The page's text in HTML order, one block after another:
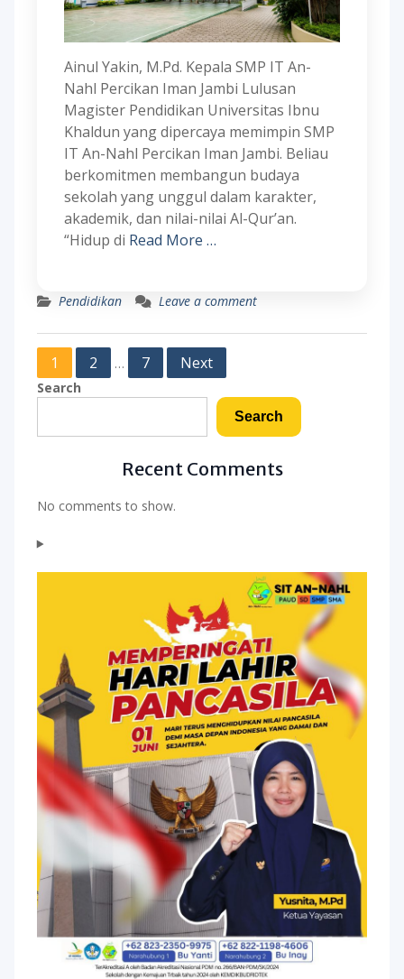
Ainul Yakin, M.Pd. Kepala SMP IT An-
Nahl Percikan Iman Jambi Lulusan
Magister Pendidikan Universitas Ibnu
Khaldun yang dipercaya memimpin SMP
IT An-Nahl Percikan Iman Jambi. Beliau
berkomitmen membangun budaya
sekolah yang unggul dalam karakter,
akademik, dan nilai-nilai Al-Qur’an.
“Hidup di Read More …
Pendidikan Leave a comment
Posts
pagination
1 2 … 7 Next
Search
Search
Recent Comments
No comments to show.